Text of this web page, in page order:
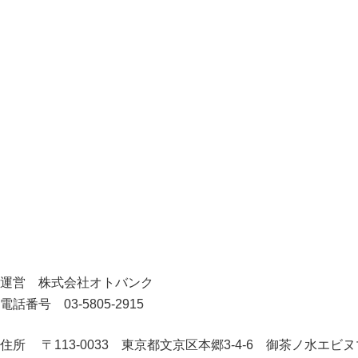
運営 株式会社オトバンク
電話番号 03-5805-2915
住所 〒113-0033 東京都文京区本郷3-4-6 御茶ノ水エビヌ